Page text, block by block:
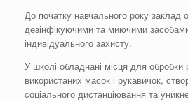
До початку навчального року заклад
дезінфікуючими та миючими
індивідуального захисту.
У школі обладнані місця для обробки
використаних масок і рукавичок,
соціального дистанціювання та